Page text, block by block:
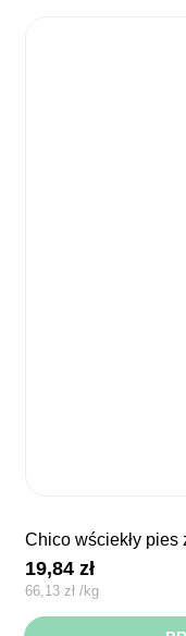
chico wściekły
19,84zł
66,13zł /kg